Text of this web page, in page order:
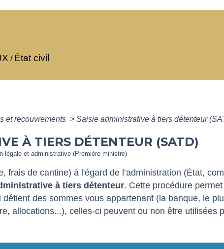
/ État civil
et recouvrements > Saisie administrative à tiers détenteur
À TIERS DÉTENTEUR (SATD)
légale et administrative (Première ministre)
frais de cantine) à l'égard de l’administration (État,
à tiers détenteur. Cette procédure
des sommes vous appartenant (la banque, le
allocations...), celles-ci peuvent ou non être utilisées